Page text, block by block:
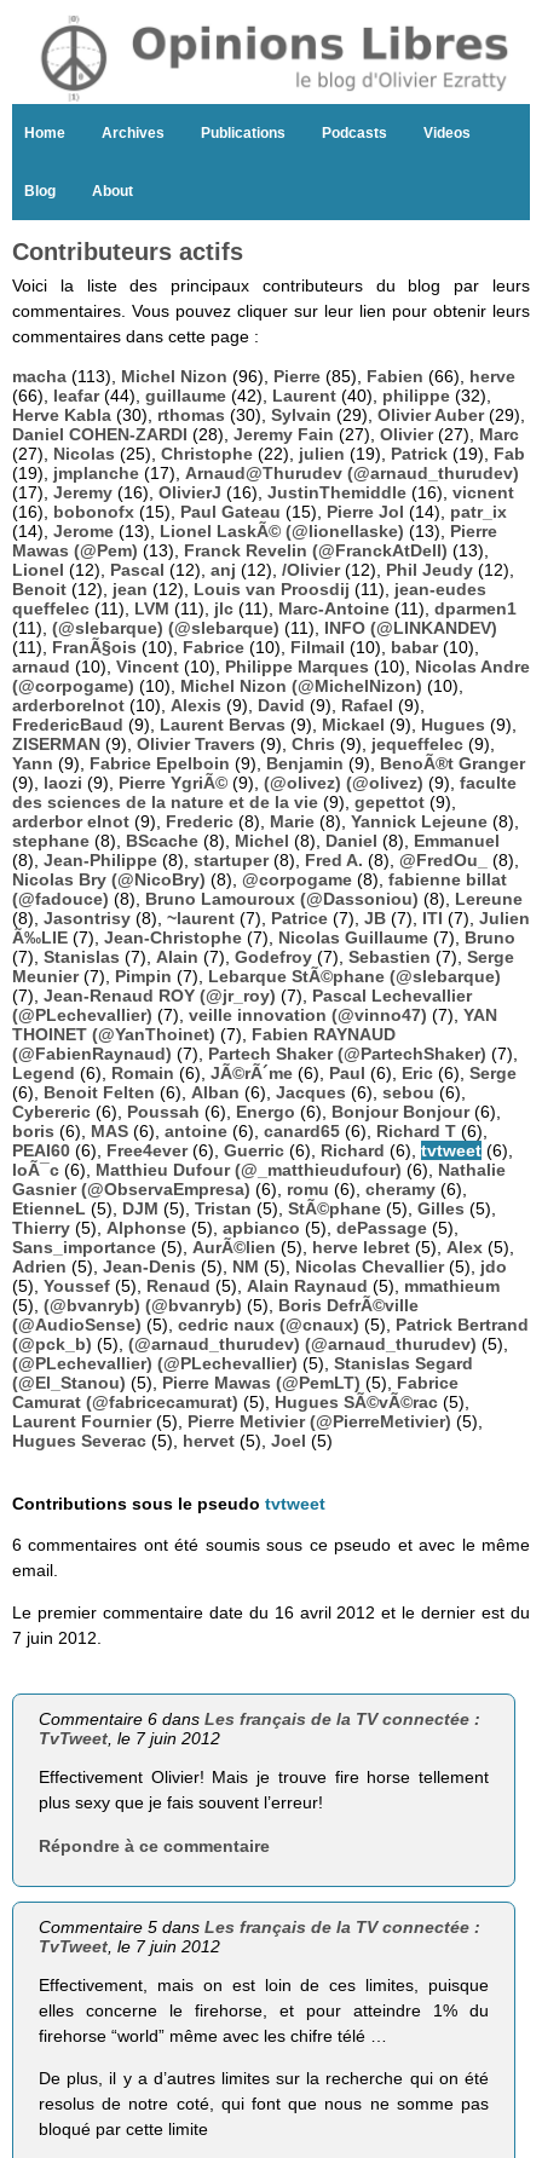
Home Archives Publications Podcasts Videos
Blog About
Contributeurs actifs
Voici la liste des principaux contributeurs du blog par leurs
commentaires. Vous pouvez cliquer sur leur lien pour obtenir leurs
commentaires dans cette page :
macha (113), Michel Nizon (96), Pierre (85), Fabien (66), herve
(66), leafar(44), guillaume (42), Laurent (40), philippe (32),
Herve Kabla (30), rthomas (30), Sylvain (29), Olivier Auber(29),
Daniel COHEN-ZARDI (28), Jeremy Fain (27), Olivier(27), Marc
(27), Nicolas (25), Christophe (22), julien (19), Patrick (19), Fab
(19), jmplanche (17), Arnaud@Thurudev (@arnaud_thurudev)
(17), Jeremy (16), OlivierJ (16), JustinThemiddle (16), vicnent
(16), bobonofx (15), Paul Gateau (15), Pierre Jol (14), patr_ix
(14), Jerome (13), Lionel LaskÃ© (@lionellaske) (13), Pierre
Mawas (@Pem) (13), Franck Revelin (@FranckAtDell) (13),
Lionel (12), Pascal (12), anj (12), /Olivier(12), Phil Jeudy (12),
Benoit (12), jean (12), Louis van Proosdij (11), jean-eudes
queffelec (11), LVM (11), jlc (11), Marc-Antoine (11), dparmen1
(11), (@slebarque) (@slebarque) (11), INFO (@LINKANDEV)
(11), FranÃ§ois (10), Fabrice (10), Filmail (10), babar(10),
arnaud (10), Vincent (10), Philippe Marques (10), Nicolas Andre
(@corpogame) (10), Michel Nizon (@MichelNizon) (10),
arderborelnot (10), Alexis (9), David (9), Rafael (9),
FredericBaud (9), Laurent Bervas (9), Mickael (9), Hugues (9),
ZISERMAN (9), Olivier Travers (9), Chris (9), jequeffelec (9),
Yann (9), Fabrice Epelboin (9), Benjamin (9), BenoÃ®t Granger
(9), laozi (9), Pierre YgriÃ© (9), (@olivez) (@olivez) (9), faculte
des sciences de la nature et de la vie (9), gepettot (9),
arderbor elnot (9), Frederic (8), Marie (8), Yannick Lejeune (8),
stephane (8), BScache (8), Michel (8), Daniel (8), Emmanuel
(8), Jean-Philippe (8), startuper(8), Fred A. (8), @FredOu_
(8),
Nicolas Bry (@NicoBry) (8), @corpogame (8), fabienne billat
(@fadouce) (8), Bruno Lamouroux (@Dassoniou) (8), Lereune
(8), Jasontrisy (8), ~laurent (7), Patrice (7), JB (7), ITI (7), Julien
Ã‰LIE (7), Jean-Christophe (7), Nicolas Guillaume (7), Bruno
(7), Stanislas (7), Alain (7), Godefroy (7), Sebastien (7), Serge
Meunier(7), Pimpin (7), Lebarque StÃ©phane (@slebarque)
(7), Jean-Renaud ROY (@jr_roy) (7), Pascal Lechevallier
(@PLechevallier) (7), veille innovation (@vinno47) (7), YAN
THOINET (@YanThoinet) (7), Fabien RAYNAUD
(@FabienRaynaud) (7), Partech Shaker (@PartechShaker) (7),
Legend (6), Romain (6), JÃ©rÃ´me (6), Paul (6), Eric (6), Serge
(6), Benoit Felten (6), Alban (6), Jacques (6), sebou (6),
Cybereric (6), Poussah (6), Energo (6), Bonjour Bonjour(6),
boris (6), MAS (6), antoine (6), canard65 (6), Richard T (6),
PEAI60 (6), Free4ever(6), Guerric (6), Richard (6), tvtweet (6),
loÃ¯c (6), Matthieu Dufour (@_matthieudufour) (6), Nathalie
Gasnier (@ObservaEmpresa) (6), romu (6), cheramy (6),
EtienneL (5), DJM (5), Tristan (5), StÃ©phane (5), Gilles (5),
Thierry (5), Alphonse (5), apbianco (5), dePassage (5),
Sans_importance (5), AurÃ©lien (5), herve lebret (5), Alex (5),
Adrien (5), Jean-Denis (5), NM (5), Nicolas Chevallier(5), jdo
(5), Youssef (5), Renaud (5), Alain Raynaud (5), mmathieum
(5), (@bvanryb) (@bvanryb) (5), Boris DefrÃ©ville
(@AudioSense) (5), cedric naux (@cnaux) (5), Patrick Bertrand
(@pck_b) (5), (@arnaud_thurudev) (@arnaud_thurudev) (5),
(@PLechevallier) (@PLechevallier) (5), Stanislas Segard
(@El_Stanou) (5), Pierre Mawas (@PemLT) (5), Fabrice
Camurat (@fabricecamurat) (5), Hugues SÃ©vÃ©rac (5),
Laurent Fournier(5), Pierre Metivier (@PierreMetivier) (5),
Hugues Severac (5), hervet (5), Joel (5)
Contributions sous le pseudo tvtweet
6 commentaires ont été soumis sous ce pseudo et avec le même
email.
Le premier commentaire date du 16 avril 2012 et le dernier est du
7 juin 2012.
Commentaire 6 dansLes français de la TV connectée :
TvTweet, le 7 juin 2012
Effectivement Olivier! Mais je trouve fire horse tellement
plus sexy que je fais souvent l’erreur!
Répondre à ce commentaire
Commentaire 5 dansLes français de la TV connectée :
TvTweet , le 7 juin 2012
Effectivement, mais on est loin de ces limites, puisque
elles concerne le firehorse, et pour atteindre 1% du
firehorse “world” même avec les chifre télé …
De plus, il y a d’autres limites sur la recherche qui on été
resolus de notre coté, qui font que nous ne somme pas
bloqué par cette limite